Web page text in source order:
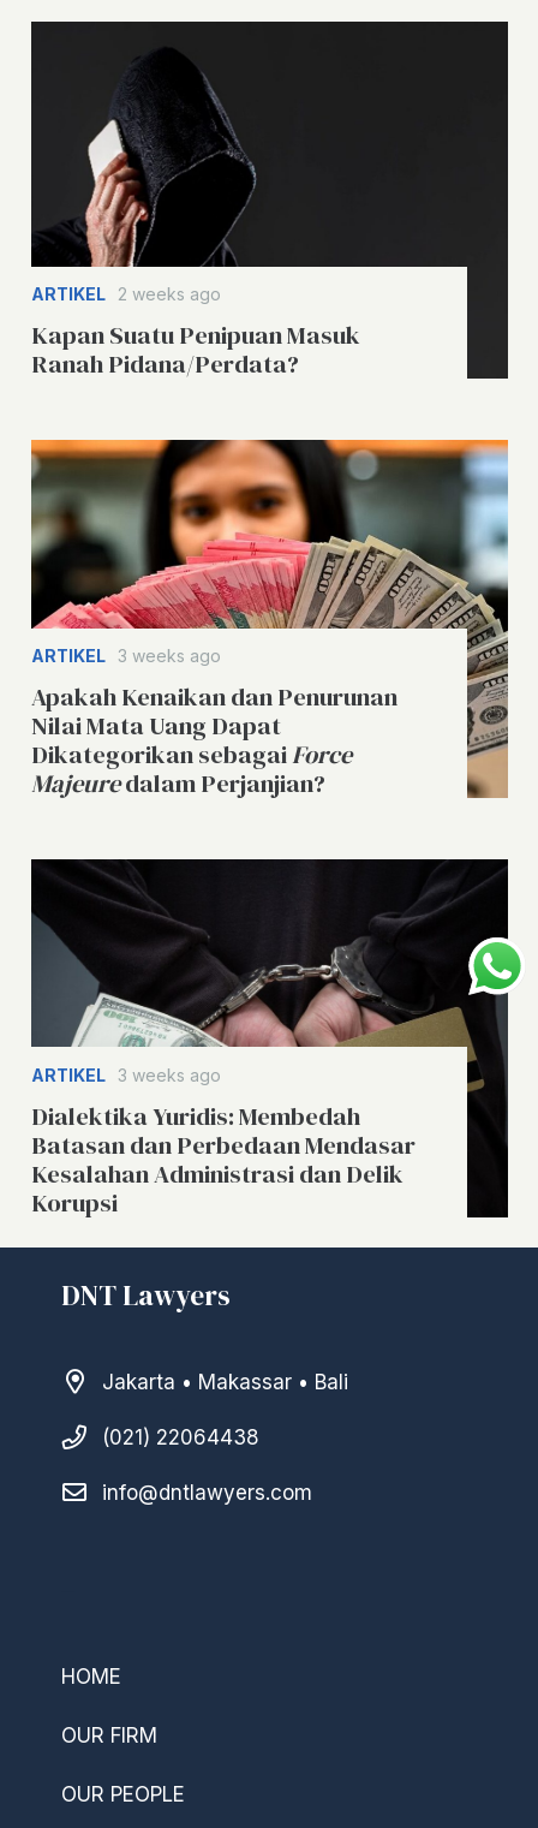
ARTIKEL 2 weeks ago
Kapan Suatu Penipuan Masuk
Ranah Pidana/Perdata?
ARTIKEL 3 weeks ago
Apakah Kenaikan dan Penurunan
Nilai Mata Uang Dapat
Dikategorikan sebagaiForce
Majeuredalam Perjanjian?
ARTIKEL 3 weeks ago
Dialektika Yuridis: Membedah
Batasan dan Perbedaan Mendasar
Kesalahan Administrasi dan Delik
Korupsi
DNT Lawyers
Jakarta • Makassar • Bali
(021) 22064438
info@dntlawyers.com
HOME
OUR FIRM
OUR PEOPLE